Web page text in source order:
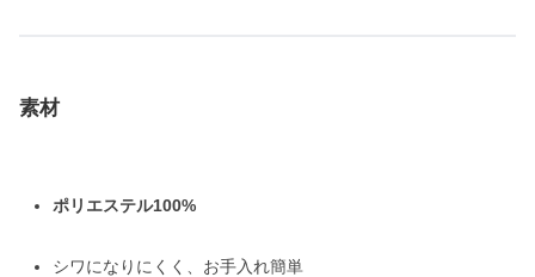
素材
ポリエステル100%
シワになりにくく、お手入れ簡単